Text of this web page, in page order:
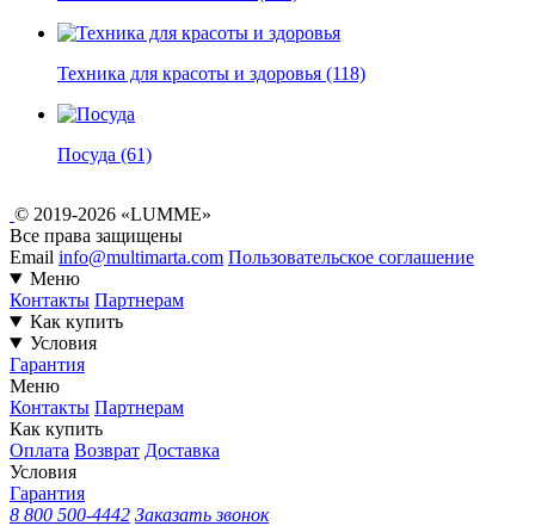
Техника для красоты и здоровья (118)
Посуда (61)
© 2019-2026 «LUMME»
Все права защищены
Email info@multimarta.com Пользовательское соглашение
Меню
Контакты Партнерам
Как купить
Условия
Гарантия
Меню
Контакты Партнерам
Как купить
Оплата Возврат Доставка
Условия
Гарантия
8 800 500-4442 Заказать звонок